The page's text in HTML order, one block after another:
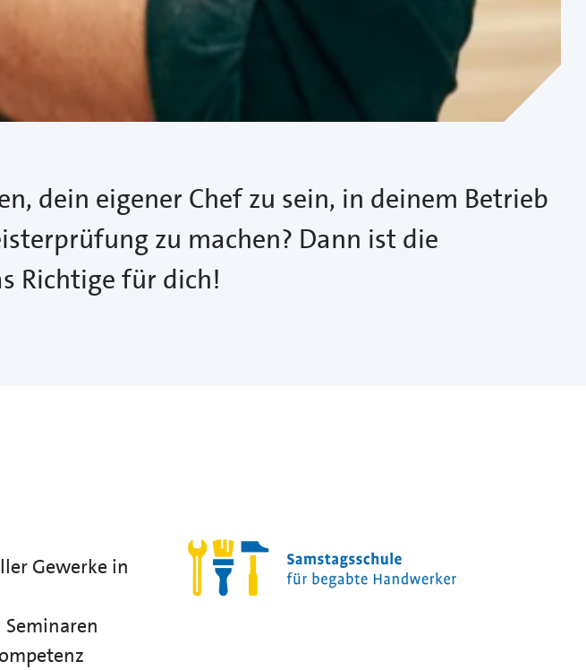
dein eigener Chef zu sein, in deinem Betrieb
zu machen? Dann ist die
Richtige für dich!
Gewerke in